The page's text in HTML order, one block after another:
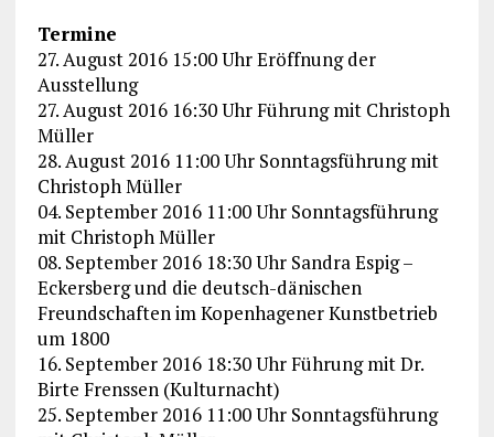
Termine
27. August 2016 15:00 Uhr Eröffnung der
Ausstellung
27. August 2016 16:30 Uhr Führung mit Christoph
Müller
28. August 2016 11:00 Uhr Sonntagsführung mit
Christoph Müller
04. September 2016 11:00 Uhr Sonntagsführung
mit Christoph Müller
08. September 2016 18:30 Uhr Sandra Espig –
Eckersberg und die deutsch-dänischen
Freundschaften im Kopenhagener Kunstbetrieb
um 1800
16. September 2016 18:30 Uhr Führung mit Dr.
Birte Frenssen (Kulturnacht)
25. September 2016 11:00 Uhr Sonntagsführung